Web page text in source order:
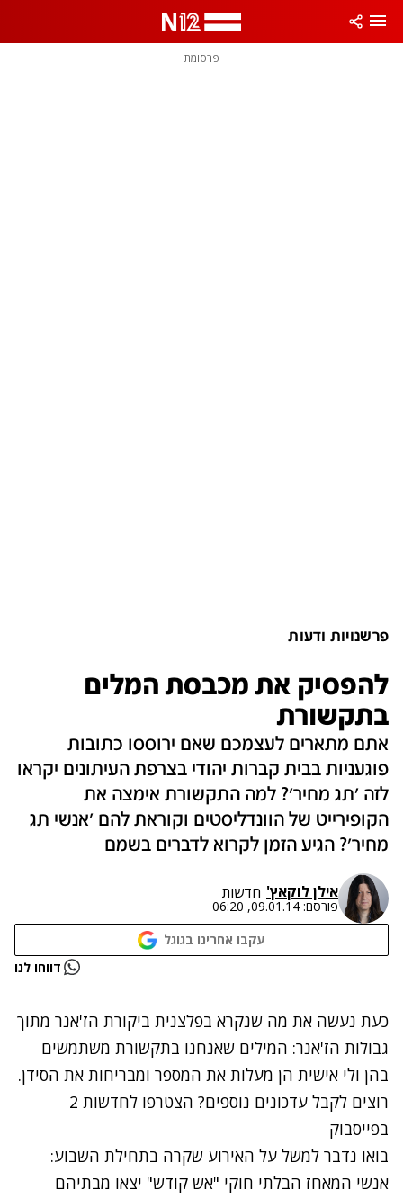
פרסומת
פרשנויות ודעות
להפסיק את מכבסת המלים
בתקשורת
אתם מתארים לעצמכם שאם ירוססו כתובות
פוגעניות בבית קברות יהודי בצרפת העיתונים יקראו
לזה 'תג מחיר'? למה התקשורת אימצה את
הקופירייט של הוונדליסטים וקוראת להם 'אנשי תג
מחיר'? הגיע הזמן לקרוא לדברים בשמם
אילן לוקאץ' חדשות
פורסם: 09.01.14, 06:20
עקבו אחרינו בגוגל
נתקלנו בבעיה דווחו לנו
כעת נעשה את מה שנקרא בפלצנית ביקורת הז'אנר מתוך
גבולות הז'אנר: המילים שאנחנו בתקשורת משתמשים
בהן ולי אישית הן מעלות את המספר ומבריחות את הסידן.
רוצים לקבל עדכונים נוספים? הצטרפו לחדשות 2
בפייסבוק
בואו נדבר למשל על האירוע שקרה בתחילת השבוע:
אנשי המאחז הבלתי חוקי "אש קודש" יצאו מבתיהם